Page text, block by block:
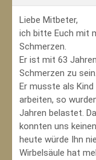
Liebe Mitbeter,
ich bitte Euch mit
Schmerzen.
Er ist mit 63
Schmerzen zu sein.
Er musste als
arbeiten, so
Jahren belastet.
konnten uns
heute würde Ihn
Wirbelsäule hat